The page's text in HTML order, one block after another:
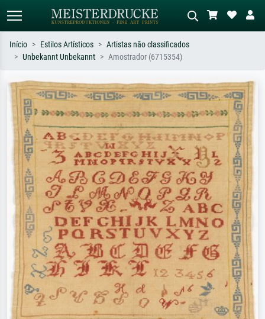
Pesquise por artista, título ou estilo –
ex: Monet, Noite Estrelada,
impressionismo, onda de Hokusai, nu.
Descreva a cena – ex: prado verde,
abstrato com muito vermelho, pintura
a óleo escura, nu em pé ao lado de
Início Estilos Artísticos
Artistas não classificados
Unbekannt Unbekannt
Amostrador (6715354)